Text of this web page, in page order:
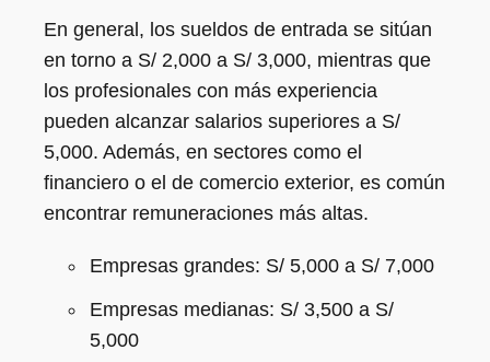
En general, los sueldos de entrada se sitúan
en torno a S/ 2,000 a S/ 3,000, mientras que
los profesionales con más experiencia
pueden alcanzar salarios superiores a S/
5,000. Además, en sectores como el
financiero o el de comercio exterior, es común
encontrar remuneraciones más altas.
Empresas grandes: S/ 5,000 a S/ 7,000
Empresas medianas: S/ 3,500 a S/
5,000